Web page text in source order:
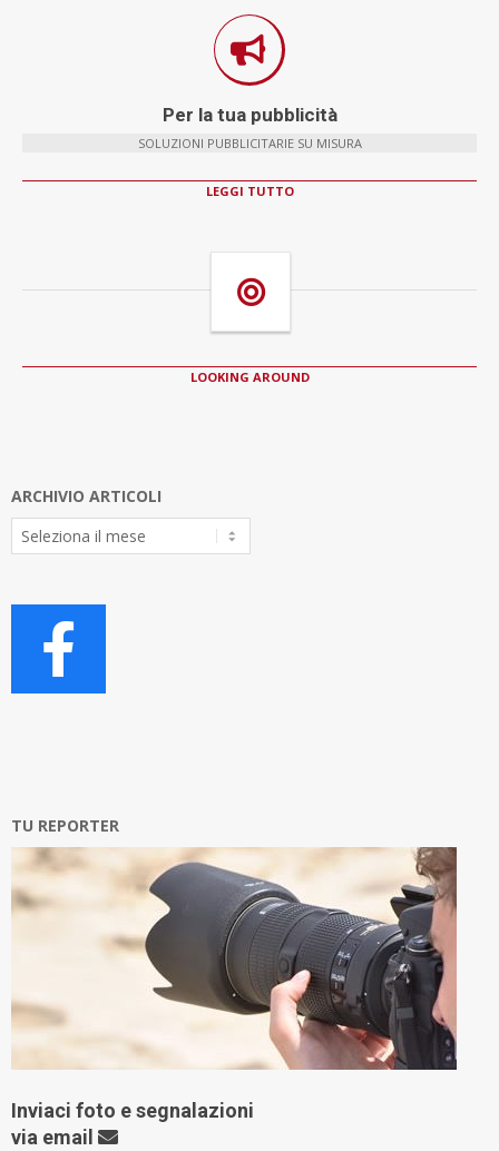
Per la tua pubblicità
SOLUZIONI PUBBLICITARIE SU MISURA
LEGGI TUTTO
LOOKING AROUND
ARCHIVIO ARTICOLI
Archivio
Articoli
TU REPORTER
Inviaci foto e segnalazioni
via email